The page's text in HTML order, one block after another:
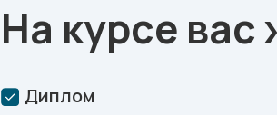
На курсе вас
Диплом